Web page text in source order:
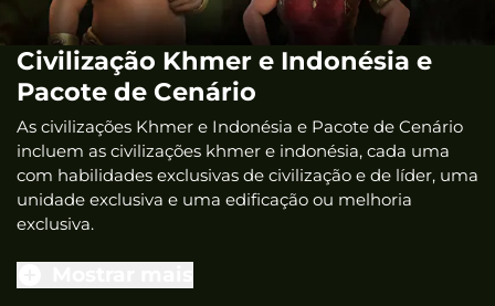
Civilização Khmer e Indonésia e
Pacote de Cenário
As civilizações Khmer e Indonésia e Pacote de Cenário
incluem as civilizações khmer e indonésia, cada uma
com habilidades exclusivas de civilização e de líder, uma
unidade exclusiva e uma edificação ou melhoria
exclusiva.